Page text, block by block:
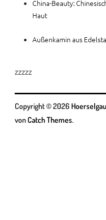
China-Beauty:
Haut
Außenkamin aus
zzzzz
Copyright © 2026
von Catch Themes.